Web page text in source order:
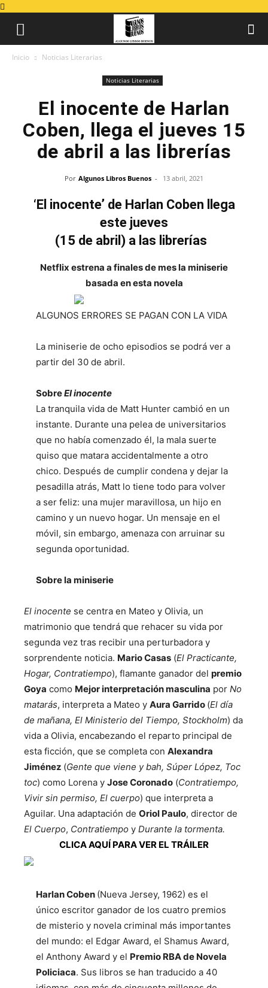
Inicio Noticias Literarias
Noticias Literarias
El inocente de Harlan
Coben, llega el jueves 15
de abril a las librerías
Por Algunos Libros Buenos - 13 abril, 2021
‘El inocente’ de Harlan Coben llega
este jueves
(15 de abril) a las librerías
Netflix estrena a finales de mes la miniserie
basada en esta novela
ALGUNOS ERRORES SE PAGAN CON LA VIDA
La miniserie de ocho episodios se podrá ver a
partir del 30 de abril.
SobreEl inocente
La tranquila vida de Matt Hunter cambió en un
instante. Durante una pelea de universitarios
que no había comenzado él, la mala suerte
quiso que matara accidentalmente a otro
chico. Después de cumplir condena y dejar la
pesadilla atrás, Matt lo tiene todo para volver
a ser feliz: una mujer maravillosa, un hijo en
camino y un nuevo hogar. Un mensaje en el
móvil, sin embargo, amenaza con arruinar su
segunda oportunidad.
Sobre la miniserie
El inocente se centra en Mateo y Olivia, un
matrimonio que tendrá que rehacer su vida por
segunda vez tras recibir una perturbadora y
sorprendente noticia. Mario Casas (El Practicante,
Hogar, Contratiempo), flamante ganador del premio
Goya como Mejor interpretación masculina por No
matarás, interpreta a Mateo y Aura Garrido (El día
de mañana, El Ministerio del Tiempo, Stockholm) da
vida a Olivia, encabezando el reparto principal de
esta ficción, que se completa con Alexandra
Jiménez (Gente que viene y bah, Súper López, Toc
toc) como Lorena y Jose Coronado (Contratiempo,
Vivir sin permiso, El cuerpo) que interpreta a
Aguilar. Una adaptación de Oriol Paulo, director de
El Cuerpo, Contratiempo y Durante la tormenta.
CLICA AQUÍ PARA VER EL TRÁILER
Harlan Coben (Nueva Jersey, 1962) es el
único escritor ganador de los cuatro premios
de misterio y novela criminal más importantes
del mundo: el Edgar Award, el Shamus Award,
el Anthony Award y el Premio RBA de Novela
Policiaca. Sus libros se han traducido a 40